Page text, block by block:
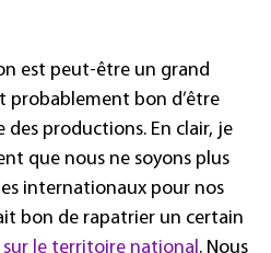
est peut-être un grand
probablement bon d’être
productions. En clair, je
que nous ne soyons plus
internationaux pour nos
bon de rapatrier un certain
le territoire national. Nous